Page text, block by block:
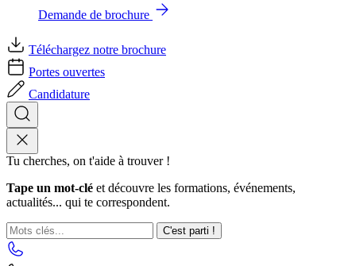
Demande de brochure
Téléchargez notre brochure
Portes ouvertes
Candidature
Tu cherches, on t'aide à trouver !
Tape un mot-clé et découvre les formations, événements,
actualités... qui te correspondent.
C'est parti !